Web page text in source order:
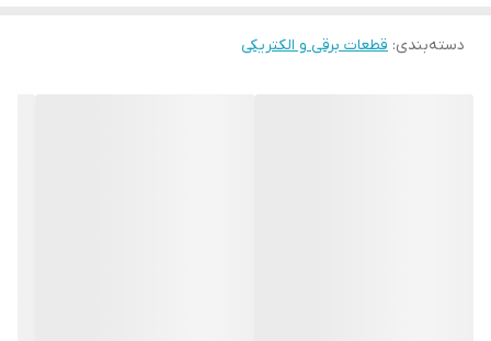
دسته‌بندی: قطعات برقی و الکتریکی